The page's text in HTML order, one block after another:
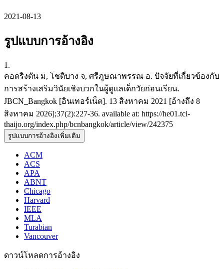
2021-08-13
รูปแบบการอ้างอิง
1.
คอดริงตัน ม, โชติบาง จ, ศรีภูษณาพรรณ อ. ปัจจัยที่เกี่ยวข้องกับ
การสร้างเสริมวินัยเชิงบวกในผู้ดูแลเด็กวัยก่อนเรียน.
JBCN_Bangkok [อินเทอร์เน็ต]. 13 สิงหาคม 2021 [อ้างถึง 8
สิงหาคม 2026];37(2):227-36. available at: https://he01.tci-
thaijo.org/index.php/bcnbangkok/article/view/242375
รูปแบบการอ้างอิงเพิ่มเติม
ACM
ACS
APA
ABNT
Chicago
Harvard
IEEE
MLA
Turabian
Vancouver
ดาวน์โหลดการอ้างอิง